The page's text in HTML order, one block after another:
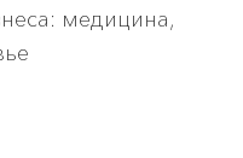
медицина,